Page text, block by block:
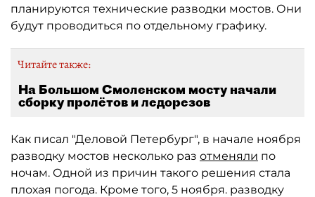
планируются технические разводки мостов. Они
будут проводиться по отдельному графику.
Читайте также:
На Большом Смоленском мосту начали
сборку пролётов и ледорезов
Как писал "Деловой Петербург", в начале ноября
разводку мостов несколько раз отменяли по
ночам. Одной из причин такого решения стала
плохая погода. Кроме того, 5 ноября. разводку